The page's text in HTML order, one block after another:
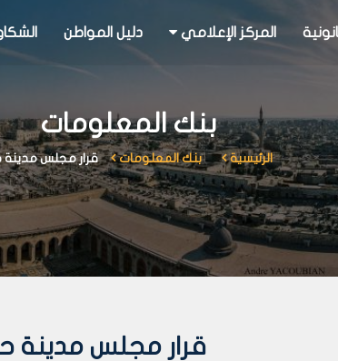
المركز الإعلامي دليل المواطن
بنك المعلومات
الرئيسية بنك المعلومات قرار مجلس
قرار مجلس مدينة حلب رقم